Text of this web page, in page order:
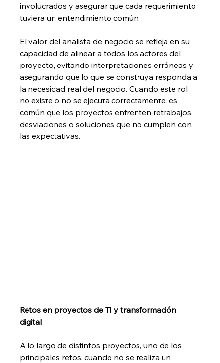
involucrados y asegurar que cada requerimiento
tuviera un entendimiento común.
El valor del analista de negocio se refleja en su
capacidad de alinear a todos los actores del
proyecto, evitando interpretaciones erróneas y
asegurando que lo que se construya responda a
la necesidad real del negocio. Cuando este rol
no existe o no se ejecuta correctamente, es
común que los proyectos enfrenten retrabajos,
desviaciones o soluciones que no cumplen con
las expectativas.
Retos en proyectos de TI y transformación
digital
A lo largo de distintos proyectos, uno de los
principales retos, cuando no se realiza un